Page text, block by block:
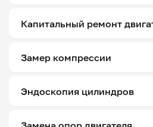
Капитальный ремонт
Замер компрессии
Эндоскопия цилиндров